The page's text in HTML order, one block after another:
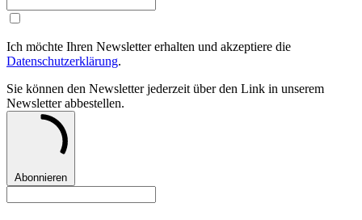
Ich möchte Ihren Newsletter erhalten und akzeptiere die
Datenschutzerklärung.
Sie können den Newsletter jederzeit über den Link in unserem
Newsletter abbestellen.
Abonnieren